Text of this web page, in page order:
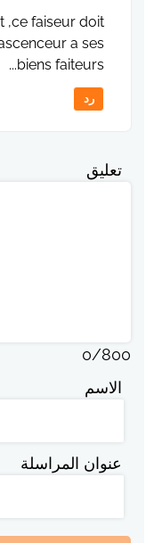
,ce faiseur doit
a ses
..biens faiteurs.
رد
تعليق
0/800
الاسم
عنوان المراسلة